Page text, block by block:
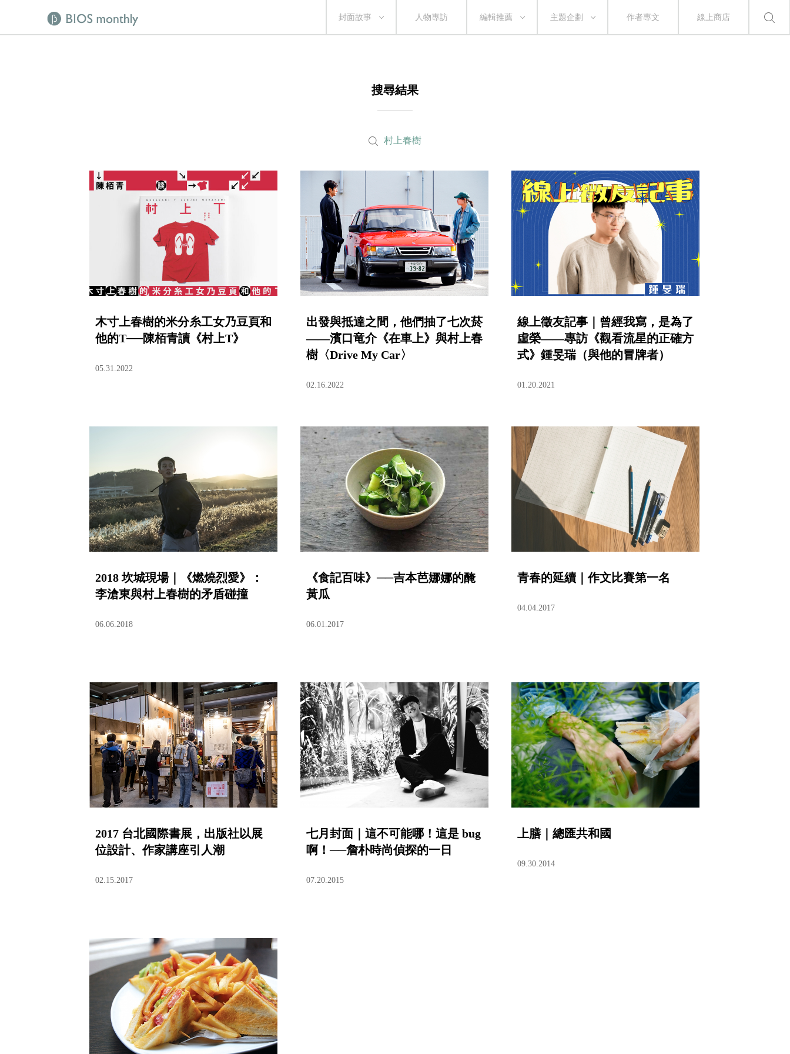
封面故事 人物專訪 編輯推薦 主題企劃 作者專文 線上商店
搜尋結果
村上春樹
木寸上春樹的米分糸工女乃豆頁和
他的T──陳栢青讀《村上T》
05.31.2022
出發與抵達之間，他們抽了七次菸
——濱口竜介《在車上》與村上春
樹〈Drive My Car〉
02.16.2022
線上徵友記事｜曾經我寫，是為了
虛榮——專訪《觀看流星的正確方
式》鍾旻瑞（與他的冒牌者）
01.20.2021
2018 坎城現場｜《燃燒烈愛》：
李滄東與村上春樹的矛盾碰撞
06.06.2018
《食記百味》──吉本芭娜娜的醃
黃瓜
06.01.2017
青春的延續｜作文比賽第一名
04.04.2017
2017 台北國際書展，出版社以展
位設計、作家講座引人潮
02.15.2017
七月封面｜這不可能哪！這是 bug
啊！──詹朴時尚偵探的一日
07.20.2015
上膳｜總匯共和國
09.30.2014